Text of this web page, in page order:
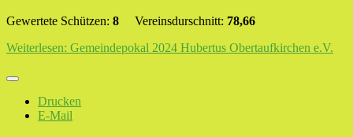
Gewertete Schützen: 8 Vereinsdurschnitt: 78,66
Weiterlesen: Gemeindepokal 2024 Hubertus Obertaufkirchen e.V.
Drucken
E-Mail